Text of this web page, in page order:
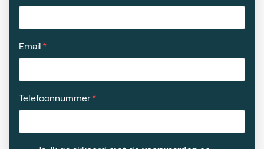
Email
Telefoonnummer